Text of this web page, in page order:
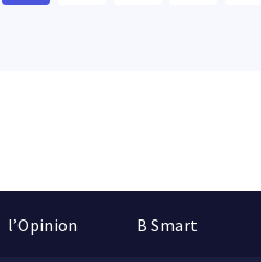
l’Opinion B Smart